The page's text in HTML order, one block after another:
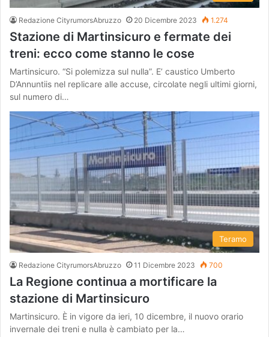
Redazione CityrumorsAbruzzo 20 Dicembre 2023 1.274
Stazione di Martinsicuro e fermate dei
treni: ecco come stanno le cose
Martinsicuro. “Si polemizza sul nulla”. E’ caustico Umberto
D’Annuntiis nel replicare alle accuse, circolate negli ultimi giorni,
sul numero di…
Teramo
Redazione CityrumorsAbruzzo 11 Dicembre 2023 700
La Regione continua a mortificare la
stazione di Martinsicuro
Martinsicuro. È in vigore da ieri, 10 dicembre, il nuovo orario
invernale dei treni e nulla è cambiato per la…